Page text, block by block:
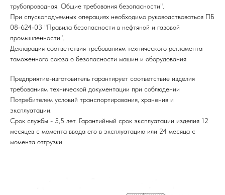
трубопроводная. Общие требования безопасности".
При спускоподъемных операциях необходимо руководствоваться ПБ
08-624-03 "Правила безопасности в нефтяной и газовой
промышленности".
Декларация соответствия требованиям технического регламента
таможенного союза о безопасности машин и оборудования
Предприятие-изготовитель гарантирует соответствие изделия
требованиям технической документации при соблюдении
Потребителем условий транспортирования, хранения и
эксплуатации.
Срок службы - 5,5 лет. Гарантийный срок эксплуатации изделия 12
месяцев с момента ввода его в эксплуатацию или 24 месяца с
момента отгрузки.